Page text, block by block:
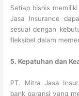
Setiap bisnis
Jasa Insurance
sesuai dengan
fleksibel dalam
5. Kepatuhan dan
PT. Mitra Jasa
bank garansi yang